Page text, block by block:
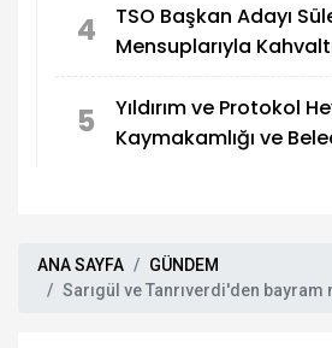
4
TSO Başkan Adayı
Mensuplarıyla
5
Yıldırım ve Protokol
Kaymakamlığı ve
ANA SAYFA
GÜNDEM
Sarıgül ve Tanrıverdi'den bayram